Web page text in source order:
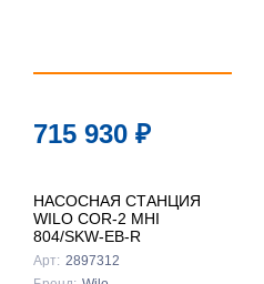
715 930 ₽
НАСОСНАЯ СТАНЦИЯ
WILO COR-2 MHI
804/SKW-EB-R
Арт: 2897312